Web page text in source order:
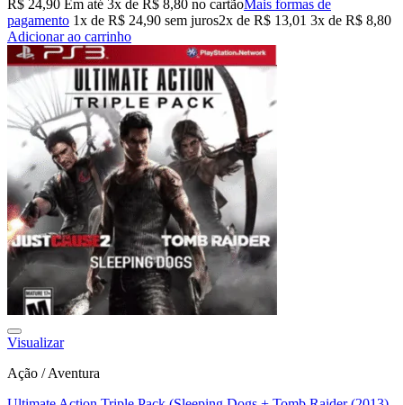
R$ 24,90 Em até 3x de R$ 8,80 no cartãoMais formas de
pagamento 1x de R$ 24,90 sem juros2x de R$ 13,01 3x de R$ 8,80
Adicionar ao carrinho
Visualizar
Ação / Aventura